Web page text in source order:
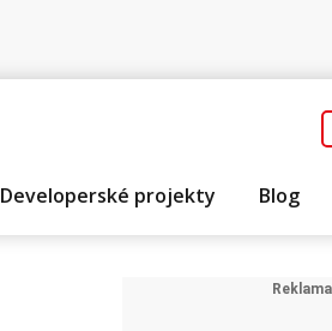
Developerské projekty Blog